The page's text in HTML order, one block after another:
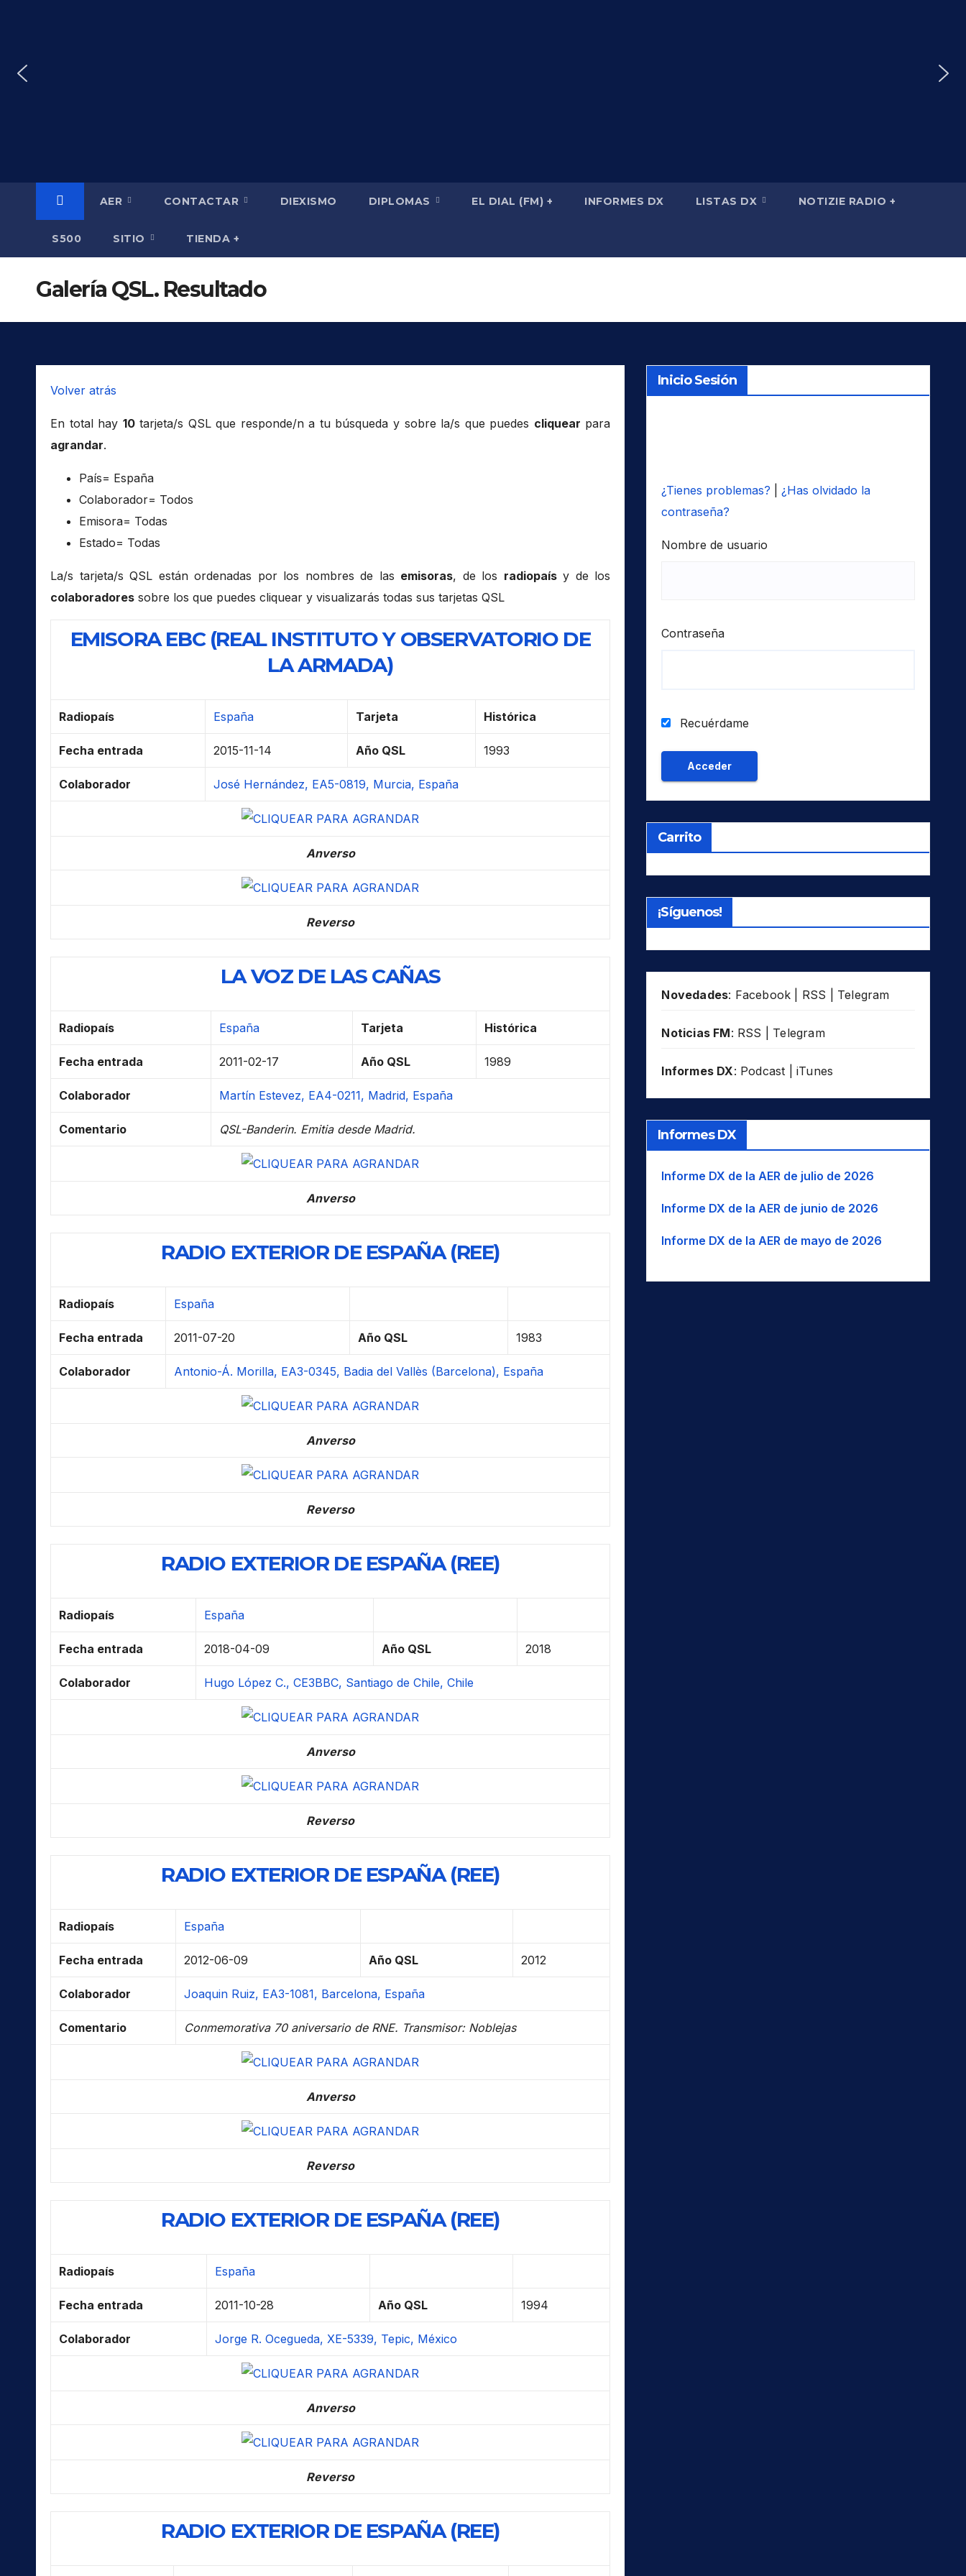
AER CONTACTAR DIEXISMO DIPLOMAS EL DIAL (FM) + INFORMES DX LISTAS DX NOTIZIE RADIO +
S500 SITIO TIENDA +
Galería QSL. Resultado
Volver atrás
En total hay 10tarjeta/s QSL que responde/n a tu búsqueda y sobre la/s que puedes cliquear para
agrandar.
País= España
Colaborador= Todos
Emisora= Todas
Estado= Todas
La/s tarjeta/s QSL están ordenadas por los nombres de las emisoras, de los radiopaísy de los
colaboradores sobre los que puedes cliquear y visualizarás todas sus tarjetas QSL
EMISORA EBC (REAL INSTITUTO Y OBSERVATORIO DE
LA ARMADA)
Radiopaís España Tarjeta Histórica
Fecha entrada 2015-11-14 Año QSL 1993
Colaborador José Hernández, EA5-0819, Murcia, España
Anverso
Reverso
LA VOZ DE LAS CAÑAS
Radiopaís España Tarjeta Histórica
Fecha entrada 2011-02-17 Año QSL 1989
Colaborador Martín Estevez, EA4-0211, Madrid, España
Comentario QSL-Banderin. Emitia desde Madrid.
Anverso
RADIO EXTERIOR DE ESPAÑA (REE)
Radiopaís España
Fecha entrada 2011-07-20 Año QSL 1983
Colaborador Antonio-Á. Morilla, EA3-0345, Badia del Vallès (Barcelona), España
Anverso
Reverso
RADIO EXTERIOR DE ESPAÑA (REE)
Radiopaís España
Fecha entrada 2018-04-09 Año QSL 2018
Colaborador Hugo López C., CE3BBC, Santiago de Chile, Chile
Anverso
Reverso
RADIO EXTERIOR DE ESPAÑA (REE)
Radiopaís España
Fecha entrada 2012-06-09 Año QSL 2012
Colaborador Joaquin Ruiz, EA3-1081, Barcelona, España
Comentario Conmemorativa 70 aniversario de RNE. Transmisor: Noblejas
Anverso
Reverso
RADIO EXTERIOR DE ESPAÑA (REE)
Radiopaís España
Fecha entrada 2011-10-28 Año QSL 1994
Colaborador Jorge R. Ocegueda, XE-5339, Tepic, México
Anverso
Reverso
RADIO EXTERIOR DE ESPAÑA (REE)
Inicio Sesión
¿Tienes problemas?
¿Has olvidado la
contraseña?
Nombre de usuario
Contraseña
Recuérdame
Carrito
¡Síguenos!
Novedades: Facebook RSS Telegram
Noticias FM: RSS Telegram
Informes DX: Podcast iTunes
Informes DX
Informe DX de la AER de julio de 2026
Informe DX de la AER de junio de 2026
Informe DX de la AER de mayo de 2026